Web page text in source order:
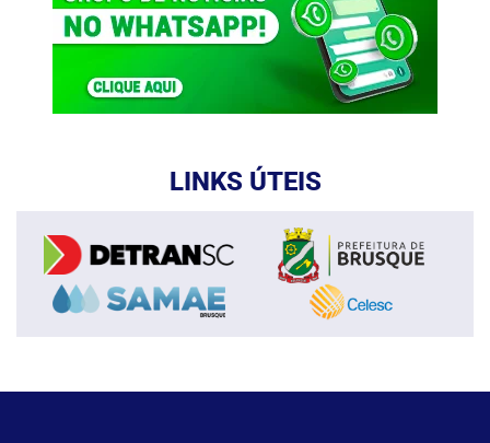
LINKS ÚTEIS